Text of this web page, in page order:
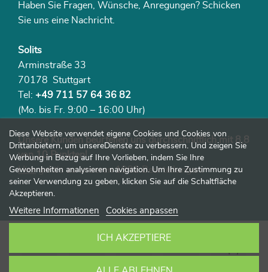
Haben Sie Fragen, Wünsche, Anregungen? Schicken
Sie uns eine Nachricht.
Solits
Arminstraße 33
70178 Stuttgart
Tel: +49 711 57 64 36 82
(Mo. bis Fr. 9:00 – 16:00 Uhr)
Unsere Kunden beurteilen uns durchschnittlich mit 8,8
von 10 Punkten!
Hiergeht‘s zu unseren 1982 Beurteilungen.
Diese Website verwendet eigene Cookies und Cookies von
Drittanbietern, um unsereDienste zu verbessern. Und zeigen Sie
Werbung in Bezug auf Ihre Vorlieben, indem Sie Ihre
Gewohnheiten analysieren navigation. Um Ihre Zustimmung zu
seiner Verwendung zu geben, klicken Sie auf die Schaltfläche
Akzeptieren.
Weitere Informationen Cookies anpassen
ICH AKZEPTIERE